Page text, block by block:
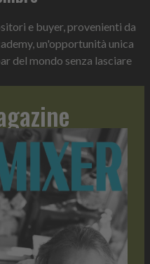
e buyer, provenienti da
un'opportunità unica
del mondo senza lasciare